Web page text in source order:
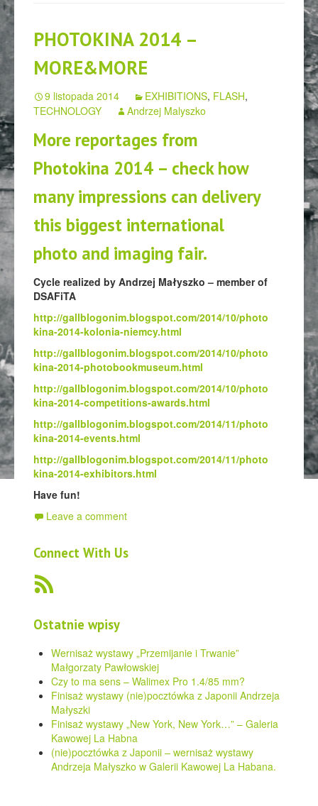
PHOTOKINA 2014 –
MORE&MORE
9 listopada 2014 EXHIBITIONS, FLASH,
TECHNOLOGY
Andrzej Malyszko
More reportages from
Photokina 2014 – check how
many impressions can delivery
this biggest international
photo and imaging fair.
Cycle realized by Andrzej Małyszko – member of
DSAFiTA
http://gallblogonim.blogspot.com/2014/10/photo
kina-2014-kolonia-niemcy.html
http://gallblogonim.blogspot.com/2014/10/photo
kina-2014-photobookmuseum.html
http://gallblogonim.blogspot.com/2014/10/photo
kina-2014-competitions-awards.html
http://gallblogonim.blogspot.com/2014/11/photo
kina-2014-events.html
http://gallblogonim.blogspot.com/2014/11/photo
kina-2014-exhibitors.html
Have fun!
Leave a comment
Connect With Us
Ostatnie wpisy
Wernisaż wystawy „Przemijanie i Trwanie”
Małgorzaty Pawłowskiej
Czy to ma sens – Walimex Pro 1.4/85 mm?
Finisaż wystawy (nie)pocztówka z Japonii Andrzeja
Małyszki
Finisaż wystawy „New York, New York…” – Galeria
Kawowej La Habna
(nie)pocztówka z Japonii – wernisaż wystawy
Andrzeja Małyszko w Galerii Kawowej La Habana.